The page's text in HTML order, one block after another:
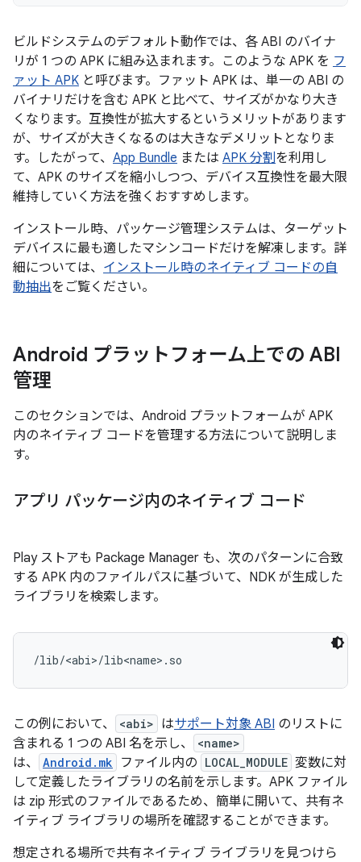
ビルドシステムのデフォルト動作では、各 ABI のバイナ
リが 1 つの APK に組み込まれます。このような APK を フ
ァット APK と呼びます。ファット APK は、単一の ABI の
バイナリだけを含む APK と比べて、サイズがかなり大き
くなります。互換性が拡大するというメリットがあります
が、サイズが大きくなるのは大きなデメリットとなりま
す。したがって、 App Bundle または APK 分割を利用し
て、APK のサイズを縮小しつつ、デバイス互換性を最大限
維持していく方法を強くおすすめします。
インストール時、パッケージ管理システムは、ターゲット
デバイスに最も適したマシンコードだけを解凍します。詳
細については、 インストール時のネイティブ コードの自
動抽出をご覧ください。
Android プラットフォーム上での ABI
管理
このセクションでは、Android プラットフォームが APK
内のネイティブ コードを管理する方法について説明しま
す。
アプリ パッケージ内のネイティブ コード
Play ストアも Package Manager も、次のパターンに合致
する APK 内のファイルパスに基づいて、NDK が生成した
ライブラリを検索します。
この例において、 <abi> はサポート対象 ABI のリストに
含まれる 1 つの ABI 名を示し、
<name>
は、 Android.mk ファイル内の LOCAL_MODULE 変数に対
して定義したライブラリの名前を示します。APK ファイル
は zip 形式のファイルであるため、簡単に開いて、共有ネ
イティブ ライブラリの場所を確認することができます。
想定される場所で共有ネイティブ ライブラリを見つけら